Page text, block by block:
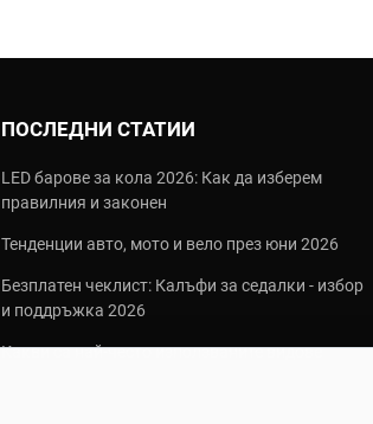
ПОСЛЕДНИ СТАТИИ
LED барове за кола 2026: Как да изберем
правилния и законен
Тенденции авто, мото и вело през юни 2026
Безплатен чеклист: Калъфи за седалки - избор
и поддръжка 2026
Какви са най‑често използваните видове